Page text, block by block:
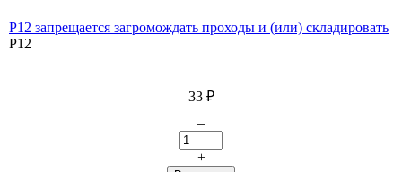
P12 запрещается загромождать проходы и (или) складировать
P12
33 ₽
–
+